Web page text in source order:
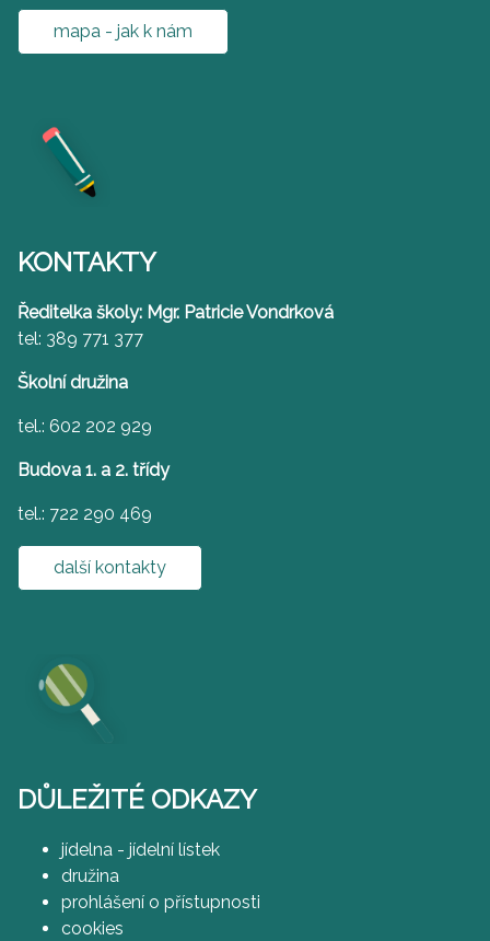
mapa - jak k nám
KONTAKTY
Ředitelka školy: Mgr. Patricie Vondrková
tel: 389 771 377
Školní družina
tel.: 602 202 929
Budova 1. a 2. třídy
tel.: 722 290 469
další kontakty
DŮLEŽITÉ ODKAZY
jídelna - jídelní lístek
družina
prohlášení o přístupnosti
cookies